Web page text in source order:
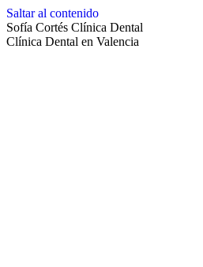
Saltar al contenido
Sofía Cortés Clínica Dental
Clínica Dental en Valencia